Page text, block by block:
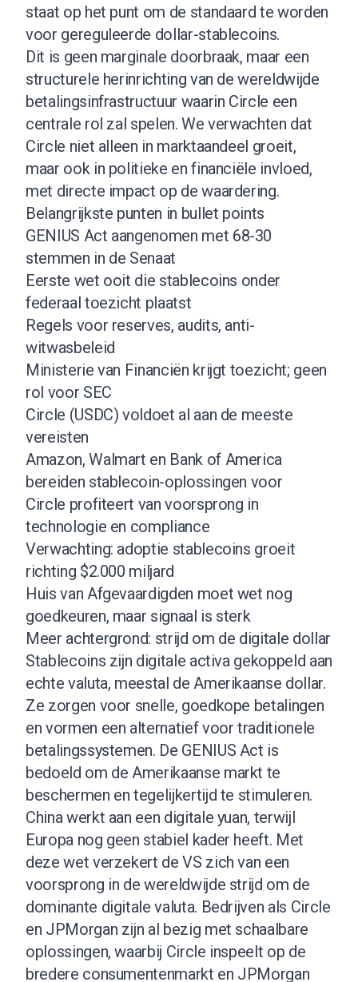
staat op het punt om de standaard te worden
voor gereguleerde dollar-stablecoins.
Dit is geen marginale doorbraak, maar een
structurele herinrichting van de wereldwijde
betalingsinfrastructuur waarin Circle een
centrale rol zal spelen. We verwachten dat
Circle niet alleen in marktaandeel groeit,
maar ook in politieke en financiële invloed,
met directe impact op de waardering.
Belangrijkste punten in bullet points
GENIUS Act aangenomen met 68-30
stemmen in de Senaat
Eerste wet ooit die stablecoins onder
federaal toezicht plaatst
Regels voor reserves, audits, anti-
witwasbeleid
Ministerie van Financiën krijgt toezicht; geen
rol voor SEC
Circle (USDC) voldoet al aan de meeste
vereisten
Amazon, Walmart en Bank of America
bereiden stablecoin-oplossingen voor
Circle profiteert van voorsprong in
technologie en compliance
Verwachting: adoptie stablecoins groeit
richting $2.000 miljard
Huis van Afgevaardigden moet wet nog
goedkeuren, maar signaal is sterk
Meer achtergrond: strijd om de digitale dollar
Stablecoins zijn digitale activa gekoppeld aan
echte valuta, meestal de Amerikaanse dollar.
Ze zorgen voor snelle, goedkope betalingen
en vormen een alternatief voor traditionele
betalingssystemen. De GENIUS Act is
bedoeld om de Amerikaanse markt te
beschermen en tegelijkertijd te stimuleren.
China werkt aan een digitale yuan, terwijl
Europa nog geen stabiel kader heeft. Met
deze wet verzekert de VS zich van een
voorsprong in de wereldwijde strijd om de
dominante digitale valuta. Bedrijven als Circle
en JPMorgan zijn al bezig met schaalbare
oplossingen, waarbij Circle inspeelt op de
bredere consumentenmarkt en JPMorgan